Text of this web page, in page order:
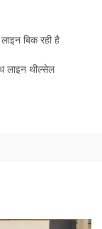
बिक रही है
लाइन थील्सेल